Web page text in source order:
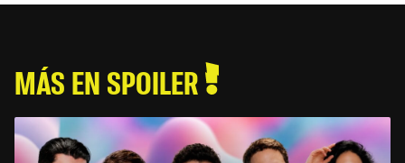
MÁS EN SPOILER